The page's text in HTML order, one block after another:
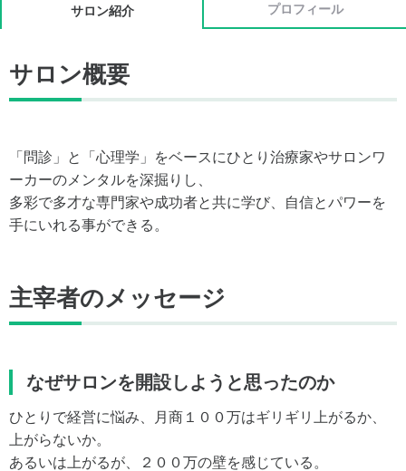
サロン紹介 プロフィール
サロン概要
「問診」と「心理学」をベースにひとり治療家やサロンワ
ーカーのメンタルを深掘りし、
多彩で多才な専門家や成功者と共に学び、自信とパワーを
手にいれる事ができる。
主宰者のメッセージ
なぜサロンを開設しようと思ったのか
ひとりで経営に悩み、月商１００万はギリギリ上がるか、
上がらないか。
あるいは上がるが、２００万の壁を感じている。